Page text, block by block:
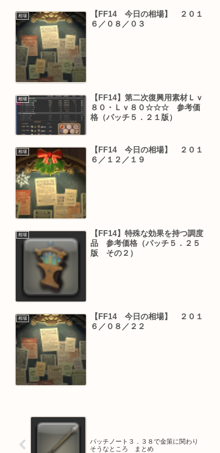
相場
【FF14 今日の相場】 ２０１
６／０８／０３
相場
【FF14】第二次復興用素材Ｌｖ
８０・Ｌｖ８０☆☆☆ 参考価
格（パッチ５．２１版）
相場
【FF14 今日の相場】 ２０１
６／１２／１９
相場
【FF14】特殊な効果を持つ調度
品 参考価格（パッチ５．２５
版 その２）
相場
【FF14 今日の相場】 ２０１
６／０８／２２
パッチノート３．３８で金策に関わり
そうなところ まとめ